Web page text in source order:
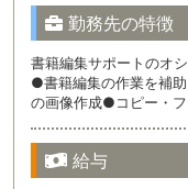
勤務先の特徴
書籍編集サポートのオ
●書籍編集の作業を補
の画像作成●コピー・
給与